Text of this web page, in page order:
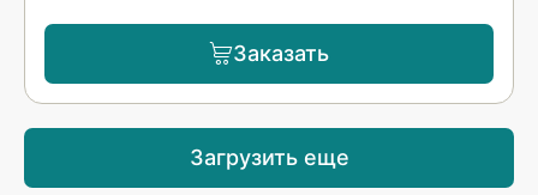
Заказать
Загрузить еще